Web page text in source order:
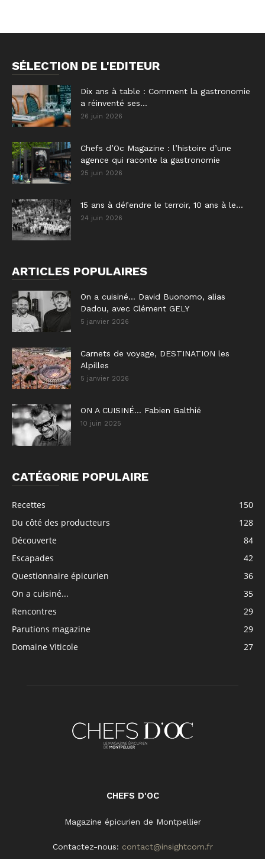
SÉLECTION DE L'EDITEUR
Dix ans à table : Comment la gastronomie
a réinventé ses...
26 juin 2026
Chefs d’Oc Magazine : l’histoire d’une
agence qui raconte la gastronomie
25 juin 2026
15 ans à défendre le terroir, 10 ans à le...
24 juin 2026
ARTICLES POPULAIRES
On a cuisiné… David Buonomo, alias
Dadou, avec Clément GELY
5 janvier 2026
Carnets de voyage, DESTINATION les
Alpilles
5 janvier 2026
ON A CUISINÉ… Fabien Galthié
10 juin 2025
CATÉGORIE POPULAIRE
Recettes
150
Du côté des producteurs
128
Découverte
84
Escapades
42
Questionnaire épicurien
36
On a cuisiné...
35
Rencontres
29
Parutions magazine
29
Domaine Viticole
27
CHEFS D'OC
Magazine épicurien de Montpellier
Contactez-nous: contact@insightcom.fr